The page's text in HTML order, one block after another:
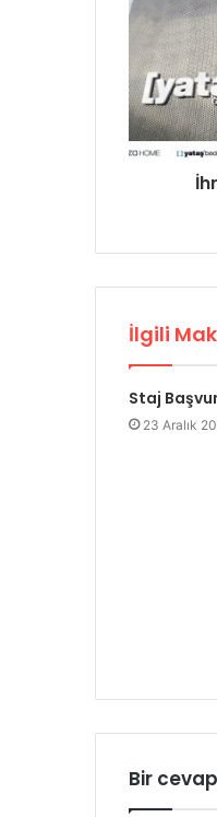
İlgili
Staj
23 Aralık
Bir